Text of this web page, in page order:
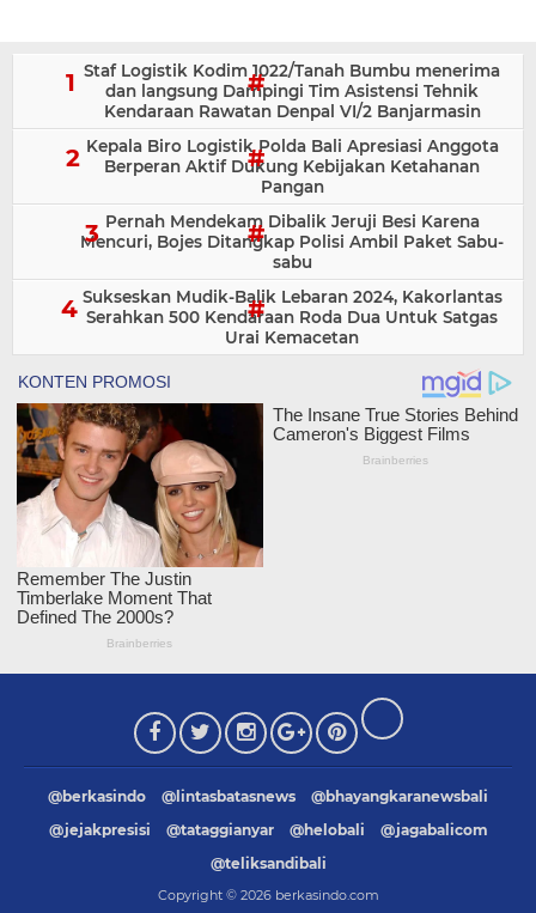
Staf Logistik Kodim 1022/Tanah Bumbu menerima
dan langsung Dampingi Tim Asistensi Tehnik
Kendaraan Rawatan Denpal VI/2 Banjarmasin
Kepala Biro Logistik Polda Bali Apresiasi Anggota
Berperan Aktif Dukung Kebijakan Ketahanan
Pangan
Pernah Mendekam Dibalik Jeruji Besi Karena
Mencuri, Bojes Ditangkap Polisi Ambil Paket Sabu-
sabu
Sukseskan Mudik-Balik Lebaran 2024, Kakorlantas
Serahkan 500 Kendaraan Roda Dua Untuk Satgas
Urai Kemacetan
@berkasindo @lintasbatasnews
@bhayangkaranewsbali
@jejakpresisi
@tataggianyar @helobali
@jagabalicom
@teliksandibali
Copyright © 2026 berkasindo.com